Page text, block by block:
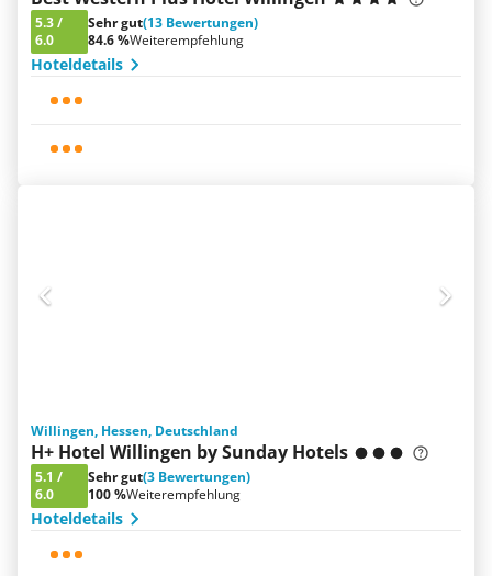
5.3/
6.0
Sehr gut(13 Bewertungen)
84.6 %Weiterempfehlung
Hoteldetails
Willingen, Hessen, Deutschland
H+ Hotel Willingen by Sunday Hotels
5.1 /
6.0
Sehr gut(3 Bewertungen)
100 %Weiterempfehlung
Hoteldetails